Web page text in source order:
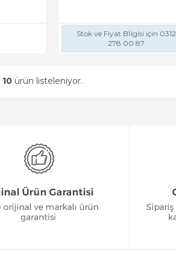
Stok ve Fiyat Bİlgisi için 0312
278 00 87
10 ürün listeleniyor.